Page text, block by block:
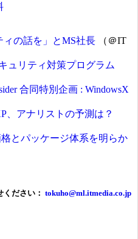
ィの話を」とMS社長 （＠IT
ュリティ対策プログラム
合同特別企画 : WindowsX
、アナリストの予測は？
とパッケージ体系を明らか
ださい： tokuho@ml.itmedia.co.jp